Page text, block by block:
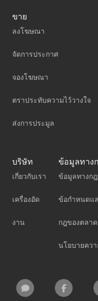
ขาย
ลงโฆษณา
จัดการประกาศ
จองโฆษณา
ตราประทับความไว้วางใจ
ส่งการประมูล
บริษัท
เกี่ยวกับเรา
เครื่องอัด
งาน
ข้อมูลทาง
ข้อมูลทางก
ข้อกำหนดแ
กฎของตลา
นโยบายคว